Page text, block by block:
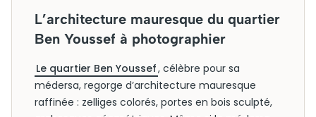
L’architecture mauresque du quartier
Ben Youssef à photographier
Le quartier Ben Youssef, célèbre pour sa
médersa, regorge d’architecture mauresque
raffinée : zelliges colorés, portes en bois sculpté,